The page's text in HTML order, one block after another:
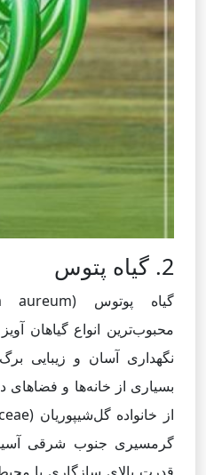
2. گیاه پتوس
محبوب‌ترین انواع گیاهان
نگهداری آسان و زیبایی
بسیاری از خانه‌ها و فضاهای
گرمسیری جنوب شرقی